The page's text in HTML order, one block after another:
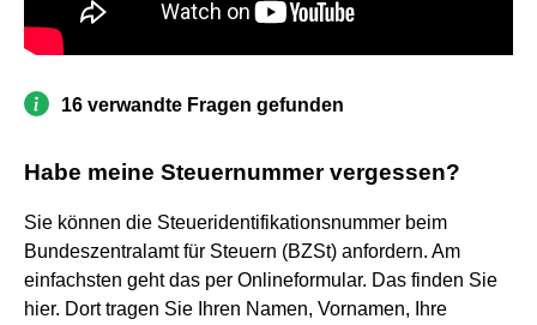
16 verwandte Fragen gefunden
Habe meine Steuernummer vergessen?
Sie können die Steueridentifikationsnummer beim
Bundeszentralamt für Steuern (BZSt) anfordern. Am
einfachsten geht das per Onlineformular. Das finden Sie
hier. Dort tragen Sie Ihren Namen, Vornamen, Ihre